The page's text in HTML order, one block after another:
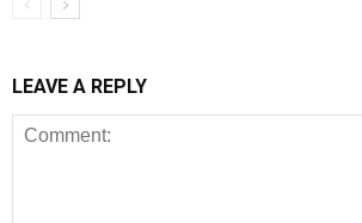
LEAVE A REPLY